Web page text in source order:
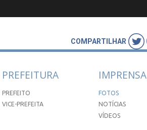
COMPARTILHAR
PREFEITURA
PREFEITO
VICE-PREFEITA
IMPRENSA
FOTOS
NOTÍCIAS
VÍDEOS